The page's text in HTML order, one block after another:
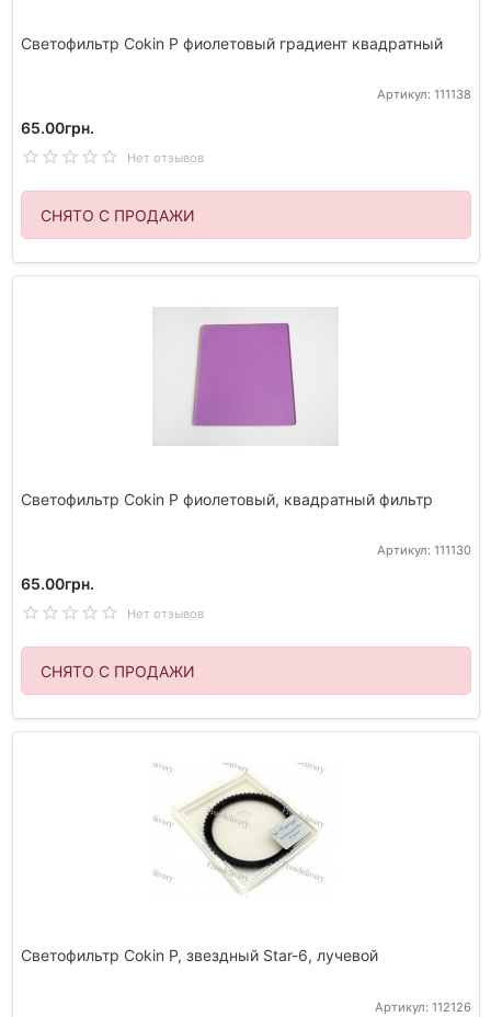
Светофильтр Cokin P фиолетовый градиент квадратный
Артикул: 111138
65.00грн.
Нет отзывов
СНЯТО С ПРОДАЖИ
Светофильтр Cokin P фиолетовый, квадратный фильтр
Артикул: 111130
65.00грн.
Нет отзывов
СНЯТО С ПРОДАЖИ
Светофильтр Cokin P, звездный Star-6, лучевой
Артикул: 112126